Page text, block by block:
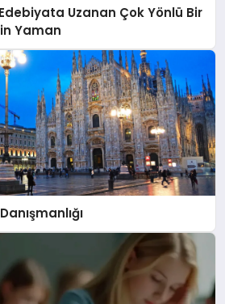
Uzanan Çok Yönlü Bir
Yaman